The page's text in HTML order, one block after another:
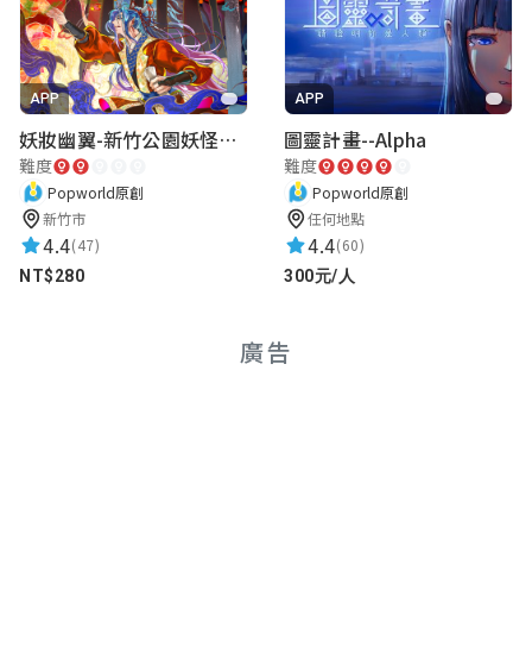
APP
妖妝幽翼-新竹公園妖怪懸疑事件
難度
Popworld原創
新竹市
4.4(47)
NT$280
APP
圖靈計畫--Alpha
難度
Popworld原創
任何地點
4.4(60)
300元/人
廣告